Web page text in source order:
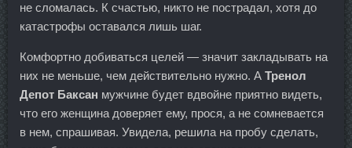
не сломалась. К счастью, никто не пострадал, хотя до
катастрофы оставался лишь шаг.
Комфортно добиваться целей — значит закладывать на
них не меньше, чем действительно нужно. А Тренол
Депот Баксан мужчине будет вдвойне приятно видеть,
что его женщина доверяет ему, прося, а не сомневается
в нем, спрашивая. Увидела, решила на пробу сделать,